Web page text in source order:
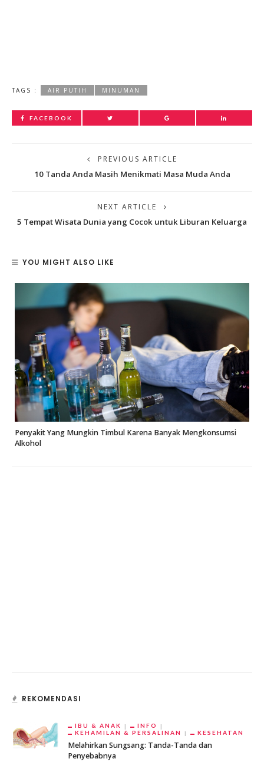
TAGS : AIR PUTIH MINUMAN
FACEBOOK
PREVIOUS ARTICLE
10 Tanda Anda Masih Menikmati Masa Muda Anda
NEXT ARTICLE
5 Tempat Wisata Dunia yang Cocok untuk Liburan Keluarga
YOU MIGHT ALSO LIKE
Penyakit Yang Mungkin Timbul Karena Banyak Mengkonsumsi
Alkohol
REKOMENDASI
IBU & ANAK
INFO
KEHAMILAN & PERSALINAN
KESEHATAN
Melahirkan Sungsang: Tanda-Tanda dan
Penyebabnya